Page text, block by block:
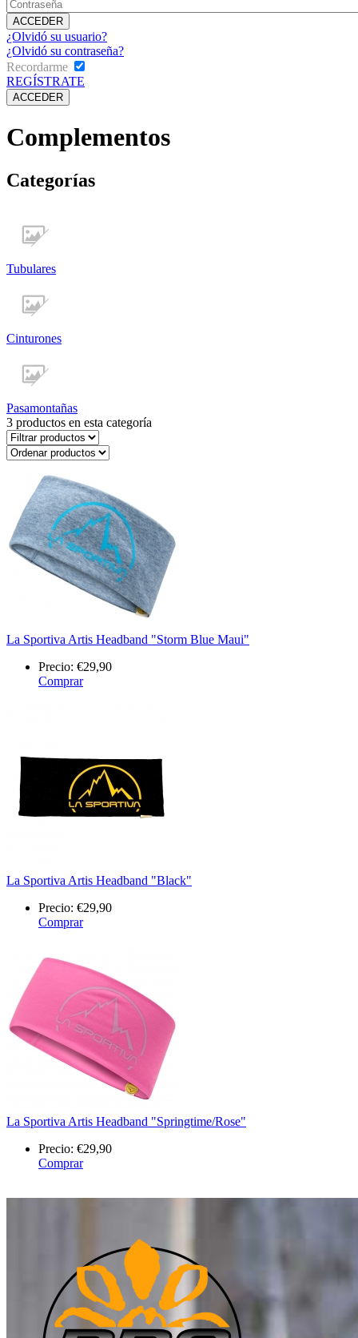
¿Olvidó su usuario?
¿Olvidó su contraseña?
Recordarme
REGÍSTRATE
Complementos
Categorías
Tubulares
Cinturones
Pasamontañas
3 productos en esta categoría
La Sportiva Artis Headband "Storm Blue Maui"
Precio: €29,90
Comprar
La Sportiva Artis Headband "Black"
Precio: €29,90
Comprar
La Sportiva Artis Headband "Springtime/Rose"
Precio: €29,90
Comprar